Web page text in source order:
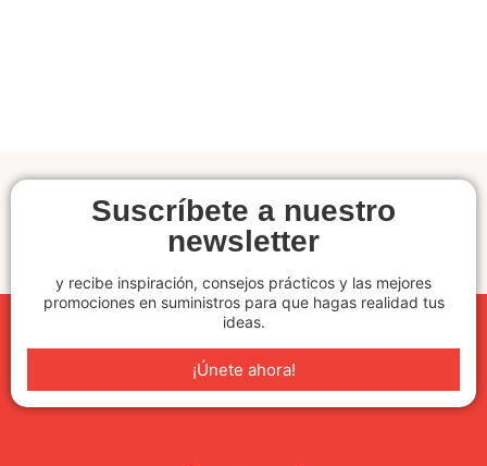
Suscríbete a nuestro
newsletter
y recibe inspiración, consejos prácticos y las mejores
promociones en suministros para que hagas realidad tus
ideas.
¡Únete ahora!